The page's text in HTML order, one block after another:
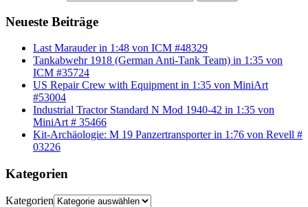
Neueste Beiträge
Last Marauder in 1:48 von ICM #48329
Tankabwehr 1918 (German Anti-Tank Team) in 1:35 von
ICM #35724
US Repair Crew with Equipment in 1:35 von MiniArt
#53004
Industrial Tractor Standard N Mod 1940-42 in 1:35 von
MiniArt # 35466
Kit-Archäologie: M 19 Panzertransporter in 1:76 von Revell #
03226
Kategorien
Kategorien